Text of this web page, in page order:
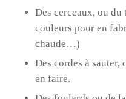
Des cerceaux, ou
couleurs pour en
chaude…)
Des cordes à sauter,
en faire.